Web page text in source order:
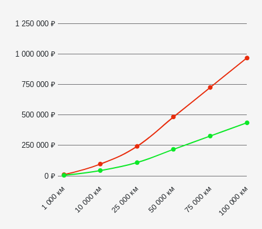
1 000 км 10 000 км 25 000 км 50 000 км 75 000 км 100 000 км
0 ₽
250 000 ₽
500 000 ₽
750 000 ₽
1 000 000 ₽
1 250 000 ₽